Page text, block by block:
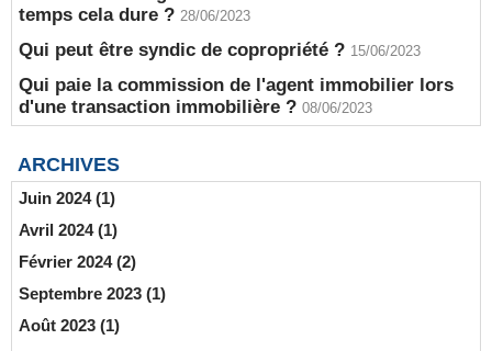
temps cela dure ? 28/06/2023
Qui peut être syndic de copropriété ? 15/06/2023
Qui paie la commission de l'agent immobilier lors
d'une transaction immobilière ? 08/06/2023
ARCHIVES
Juin 2024 (1)
Avril 2024 (1)
Février 2024 (2)
Septembre 2023 (1)
Août 2023 (1)